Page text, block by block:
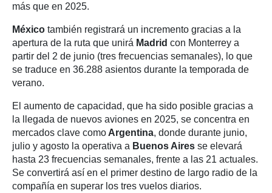
más que en 2025.
México también registrará un incremento gracias a la
apertura de la ruta que unirá Madrid con Monterrey a
partir del 2 de junio (tres frecuencias semanales), lo que
se traduce en 36.288 asientos durante la temporada de
verano.
El aumento de capacidad, que ha sido posible gracias a
la llegada de nuevos aviones en 2025, se concentra en
mercados clave como Argentina, donde durante junio,
julio y agosto la operativa a Buenos Aires se elevará
hasta 23 frecuencias semanales, frente a las 21 actuales.
Se convertirá así en el primer destino de largo radio de la
compañía en superar los tres vuelos diarios.